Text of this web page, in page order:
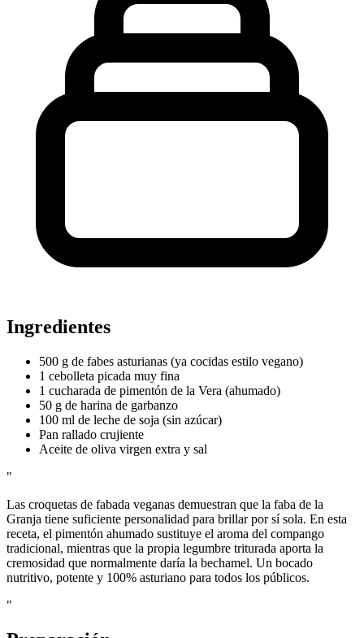
Ingredientes
500 g de fabes asturianas (ya cocidas estilo vegano)
1 cebolleta picada muy fina
1 cucharada de pimentón de la Vera (ahumado)
50 g de harina de garbanzo
100 ml de leche de soja (sin azúcar)
Pan rallado crujiente
Aceite de oliva virgen extra y sal
"
Las croquetas de fabada veganas demuestran que la faba de la
Granja tiene suficiente personalidad para brillar por sí sola. En esta
receta, el pimentón ahumado sustituye el aroma del compango
tradicional, mientras que la propia legumbre triturada aporta la
cremosidad que normalmente daría la bechamel. Un bocado
nutritivo, potente y 100% asturiano para todos los públicos.
"